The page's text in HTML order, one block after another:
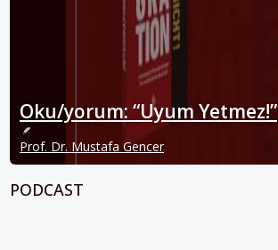
Oku/yorum: “Uyum Yetmez!”
Prof. Dr. Mustafa Gencer
PODCAST